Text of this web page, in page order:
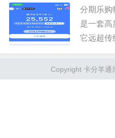
分期乐购
是一套高
它远超传
学和零售
型。该机
Copyright 卡分羊通